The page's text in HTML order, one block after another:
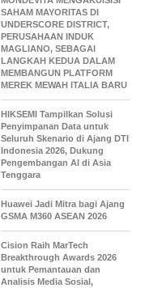
SAHAM MAYORITAS DI
UNDERSCORE DISTRICT,
PERUSAHAAN INDUK
MAGLIANO, SEBAGAI
LANGKAH KEDUA DALAM
MEMBANGUN PLATFORM
MEREK MEWAH ITALIA BARU
HIKSEMI Tampilkan Solusi
Penyimpanan Data untuk
Seluruh Skenario di Ajang DTI
Indonesia 2026, Dukung
Pengembangan AI di Asia
Tenggara
Huawei Jadi Mitra bagi Ajang
GSMA M360 ASEAN 2026
Cision Raih MarTech
Breakthrough Awards 2026
untuk Pemantauan dan
Analisis Media Sosial,